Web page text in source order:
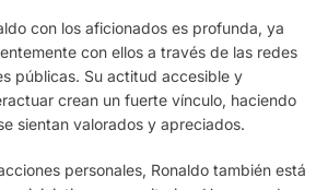
con los aficionados es profunda, ya
con ellos a través de las redes
públicas. Su actitud accesible y
crean un fuerte vínculo, haciendo
sientan valorados y apreciados.
personales, Ronaldo también está